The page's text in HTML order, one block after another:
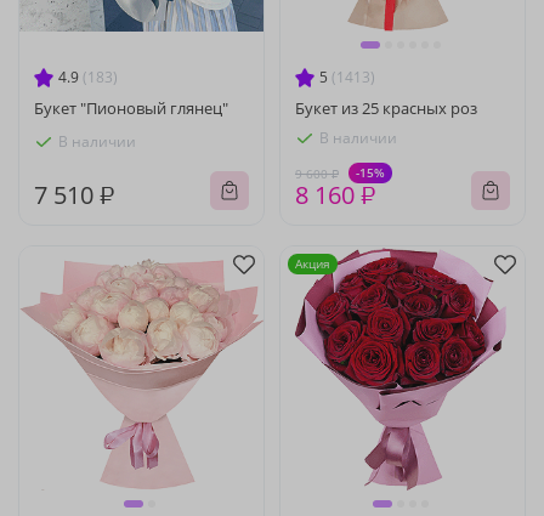
4.9 (183)
Букет "Пионовый глянец"
В наличии
7 510 ₽
5 (1413)
Букет из 25 красных роз
В наличии
9 600 ₽ -15%
8 160 ₽
Акция